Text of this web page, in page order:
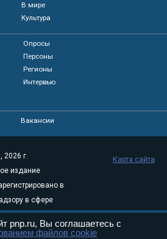
В мире
Культура
Опросы
Персоны
Регионы
Интервью
Вакансии
2026 г.
издание
в
в сфере
и
05
Карта сайта
pnp.ru, Вы соглашаетесь с
файлов cookie